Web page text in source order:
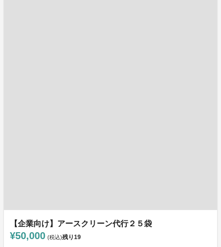
【企業向け】アースクリーン代行２５袋
¥50,000 (税込)残り19